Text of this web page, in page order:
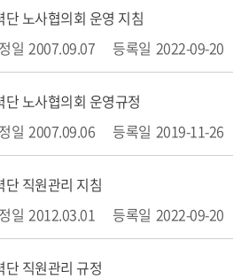
노사협의회 운영 지침
2007.09.07
2022-09-20
노사협의회 운영규정
2007.09.06
2019-11-26
직원관리 지침
2012.03.01
2022-09-20
직원관리 규정